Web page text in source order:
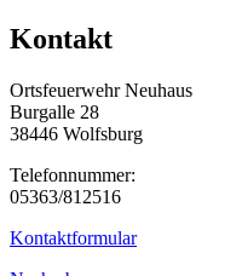
Kontakt
Ortsfeuerwehr Neuhaus
Burgalle 28
38446 Wolfsburg
Telefonnummer:
05363/812516
Kontaktformular